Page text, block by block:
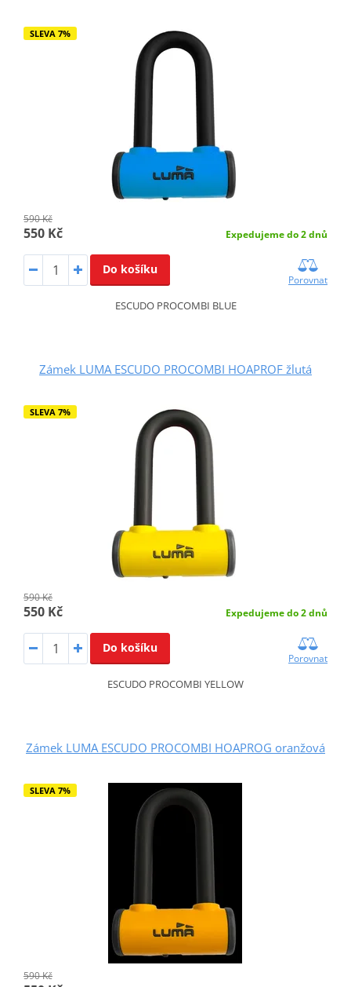
SLEVA 7%
590 Kč
550 Kč Expedujeme do 2 dnů
Do košíku
Porovnat
ESCUDO PROCOMBI BLUE
Zámek LUMA ESCUDO PROCOMBI HOAPROF žlutá
SLEVA 7%
590 Kč
550 Kč Expedujeme do 2 dnů
Do košíku
Porovnat
ESCUDO PROCOMBI YELLOW
Zámek LUMA ESCUDO PROCOMBI HOAPROG oranžová
SLEVA 7%
590 Kč